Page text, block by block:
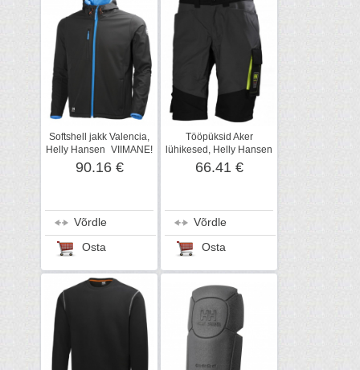
Softshell jakk Valencia,
Helly Hansen_VIIMANE!
Suurus L
90.16 €
Võrdle
Osta
Tööpüksid Aker
lühikesed, Helly Hansen
WorkWear
66.41 €
Võrdle
Osta